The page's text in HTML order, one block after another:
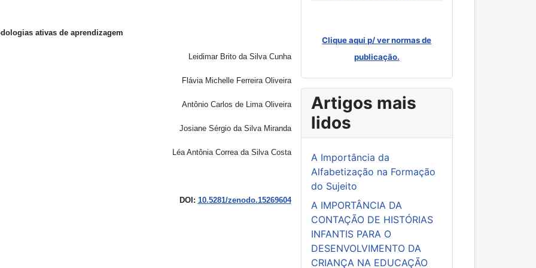
ativas de aprendizagem
Leidimar Brito da Silva Cunha
Flávia Michelle Ferreira Oliveira
Antônio Carlos de Lima Oliveira
Josiane Sérgio da Silva Miranda
Léa Antônia Correa da Silva Costa
DOI: 10.5281/zenodo.15269604
Clique aqui p/ ver normas de
publicação.
Artigos mais
lidos
A Importância da
Alfabetização na Formação
do Sujeito
A IMPORTÂNCIA DA
CONTAÇÃO DE HISTÓRIAS
INFANTIS PARA O
DESENVOLVIMENTO DA
CRIANÇA NA EDUCAÇÃO